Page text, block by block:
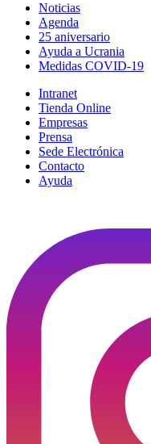
Noticias
Agenda
25 aniversario
Ayuda a Ucrania
Medidas COVID-19
Intranet
Tienda Online
Empresas
Prensa
Sede Electrónica
Contacto
Ayuda